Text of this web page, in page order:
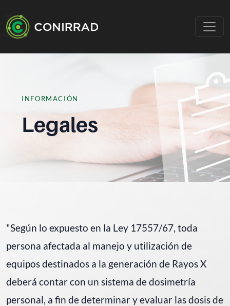
INFORMACIÓN
Legales
"Según lo expuesto en la Ley 17557/67, toda
persona afectada al manejo y utilización de
equipos destinados a la generación de Rayos X
deberá contar con un sistema de dosimetría
personal, a fin de determinar y evaluar las dosis de